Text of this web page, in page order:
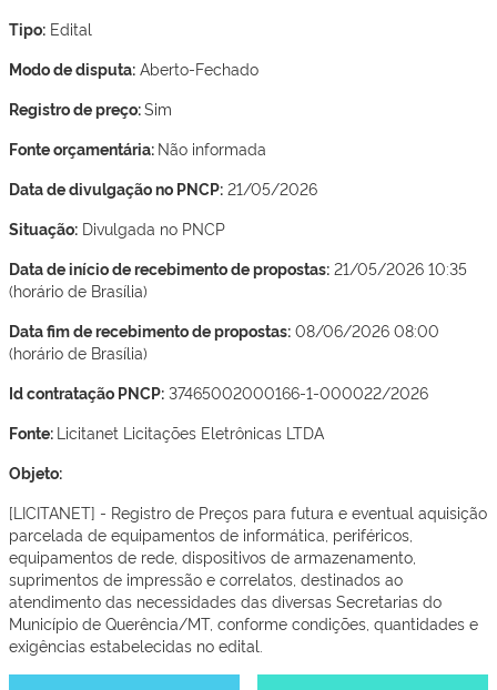
Tipo: Edital
Modo de disputa: Aberto-Fechado
Registro de preço:Sim
Fonte orçamentária: Não informada
Data de divulgação no PNCP: 21/05/2026
Situação: Divulgada no PNCP
Data de início de recebimento de propostas: 21/05/2026 10:35
(horário de Brasília)
Data fim de recebimento de propostas: 08/06/2026 08:00
(horário de Brasília)
Id contratação PNCP: 37465002000166-1-000022/2026
Fonte: Licitanet Licitações Eletrônicas LTDA
Objeto:
[LICITANET] - Registro de Preços para futura e eventual aquisição
parcelada de equipamentos de informática, periféricos,
equipamentos de rede, dispositivos de armazenamento,
suprimentos de impressão e correlatos, destinados ao
atendimento das necessidades das diversas Secretarias do
Município de Querência/MT, conforme condições, quantidades e
exigências estabelecidas no edital.